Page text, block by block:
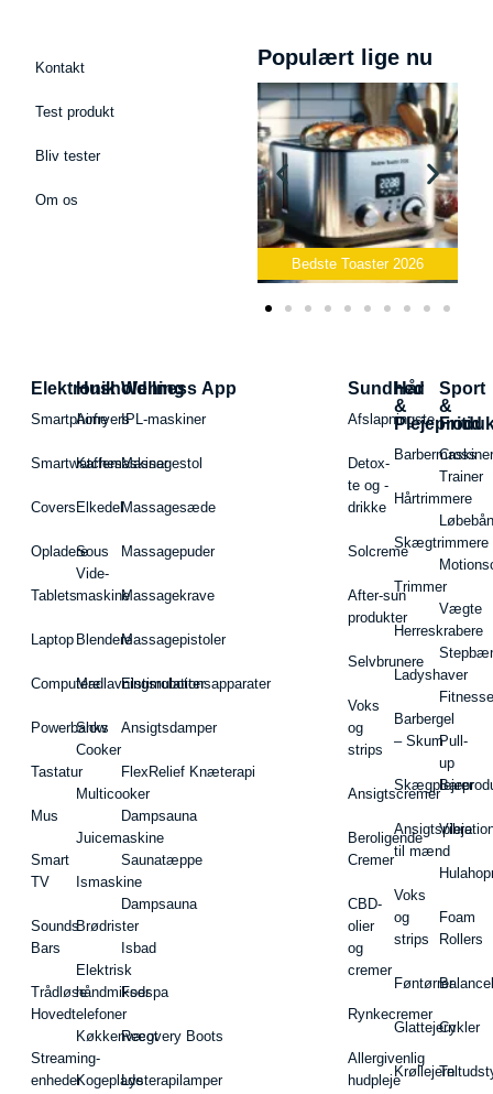
Kontakt
Test produkt
Bliv tester
Om os
Populært lige nu
Bedste Elkedel 2026
Elektronik
Smartphone
Smartwatches
Covers
Opladere
Tablets
Laptop
Computere
Powerbanks
Tastatur
Mus
Smart
TV
Sounds
Bars
Trådløse
Hovedtelefoner
Streaming-
enheder
Husholdning
Airfryers
Kaffemaskiner
Elkedel
Sous
Vide-
maskine
Blendere
Madlavningsrobotter
Slow
Cooker
Multicooker
Juicemaskine
Ismaskine
Brødrister
Elektrisk
håndmikser
Køkkenvægt
Kogeplade
Wellness App
IPL-maskiner
Massagestol
Massagesæde
Massagepuder
Massagekrave
Massagepistoler
Elstimulationsapparater
Ansigtsdamper
FlexRelief Knæterapi
Dampsauna
Saunatæppe
Dampsauna
Isbad
Fodspa
Recovery Boots
Lysterapilamper
Sundhed
Afslapningste
Detox-
te og -
drikke
Solcreme
After-sun
produkter
Selvbrunere
Voks
og
strips
Ansigtscremer
Beroligende
Cremer
CBD-
olier
og
cremer
Rynkecremer
Allergivenlig
hudpleje
Hår
&
Hårtrimmere
Skægtrimmere
Trimmer
Herreskrabere
Ladyshaver
Barbergel
– Skum
Ansigtspleje
til mænd
Voks
og
strips
Føntørrer
Glattejern
Krøllejern
Sport
&
Fritid
Cross
Trainer
Vægte
Pull-
up
Barer
Foam
Rollers
Cykler